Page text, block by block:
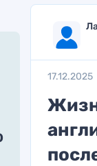
17.12.2025